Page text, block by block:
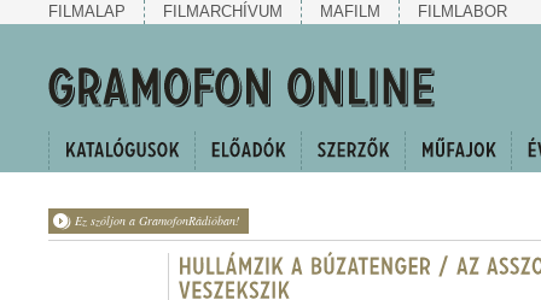
FILMALAP FILMARCHÍVUM MAFILM FILMLABOR
Ez szóljon a GramofonRádióban!